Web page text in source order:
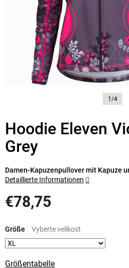
1/4
Hoodie Eleven
Grey
€78,75
Größentabelle
Größe
Damen-Kapuzenpullover mit Kapuze
Detaillierte Informationen